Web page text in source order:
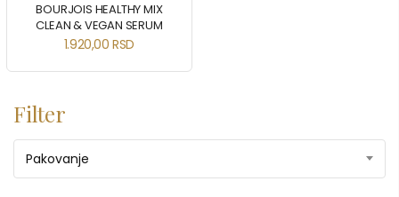
BOURJOIS HEALTHY MIX
CLEAN & VEGAN SERUM
1.920,00RSD
Filter
Pakovanje